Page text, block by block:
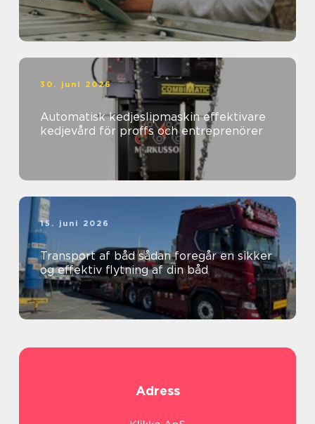
30. juni 2026
Automatisk kedjeslipmaskin effektivare
kedjevård för proffs och entreprenörer
15. juni 2026
Transport af båd sådan foregår en sikker
og effektiv flytning af din båd
Adress